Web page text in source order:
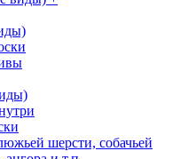
шерсти, собачьей